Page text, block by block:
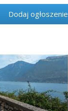
Dodaj ogłoszenie